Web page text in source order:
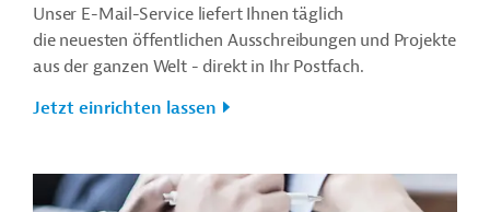
Unser E-Mail-Service liefert Ihnen täglich
die neuesten öffentlichen Ausschreibungen und Projekte
aus der ganzen Welt - direkt in Ihr Postfach.
Jetzt einrichten lassen